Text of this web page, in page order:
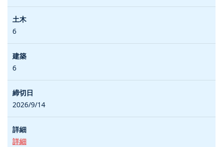
6
6
2026/9/14
詳細